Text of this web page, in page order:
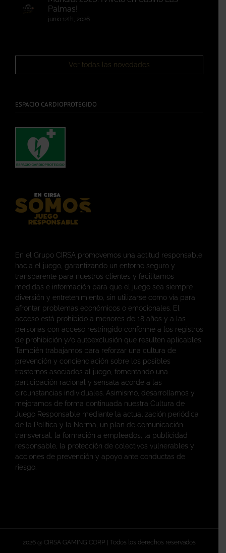
Palmas!
junio 12th, 2026
Ver todas las novedades
ESPACIO CARDIOPROTEGIDO
En el Grupo CIRSA promovemos una actitud responsable
hacia el juego, garantizando un entorno seguro y
transparente para nuestros clientes y facilitamos
medidas e información para que el juego sea siempre
diversión y entretenimiento, sin utilizarse como vía para
afrontar problemas económicos o emocionales. El
acceso está prohibido a menores de 18 años y a las
personas con acceso restringido conforme a los registros
de prohibición y/o autoexclusión que resulten aplicables.
También trabajamos para reforzar una cultura de
prevención y concienciación sobre los posibles
trastornos asociados al juego, fomentando una
participación racional y sensata acorde a las
circunstancias individuales. Asimismo, desarrollamos y
mejoramos de forma continuada nuestra Cultura de
Juego Responsable mediante la actualización periódica
de la Política y la Norma, un plan de comunicación
transversal, la formación a empleados, la publicidad
responsable, la protección de colectivos vulnerables y
acciones de prevención y apoyo ante conductas de
riesgo.
2026 @ CIRSA GAMING CORP. | Todos los derechos reservados